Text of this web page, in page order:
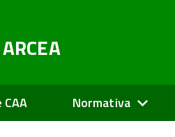
ARCEA
Normativa